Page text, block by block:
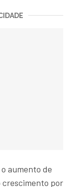
aumento de
crescimento por